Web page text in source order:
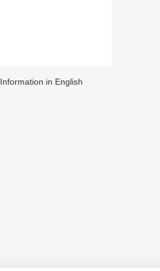
Information in English